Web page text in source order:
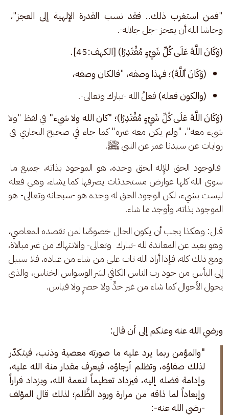
"فمن استغرب ذلك.. فقد نسب القدرة الإلهية إلى العجز"،
وحاشا الله أن يعجز -جل جلاله-.
(وَكَانَ اللَّهُ عَلَى كُلِّ شَيْءٍ مُقْتَدِرًا) [الكهف:45].
(وَكَانَ ٱللَّهُ)؛ فهذا وصفه، "فالكان وصفه،
(والكون فعله) فعلُ الله -تبارك وتعالى-.
(وَكَانَ اللَّهُ عَلَى كُلِّ شَيْءٍ مُقْتَدِرًا)؛ "كان الله ولا شيء" في لفظ "ولا
شيء معه"، "ولم يكن معه غيره" كما جاء في صحيح البخاري في
روايات عن سيدنا عمر عن النبي ﷺ.
فالوجود الحق للإِله الحق وحده، هو الموجود بذاته، جميع ما
سوى الله كلها عوارض مستحدثات يصرفها كما يشاء، وهي فعله
ليست بشيء، لكن الوجود الحق له وحده هو -سبحانه وتعالى- هو
الموجود بذاته، وأوجد ما شاء.
قال: وهكذا يجب أن يكون الحال خصوصًا لمن تقصده المعاصي،
وهو بعيد عن المعاندة لله -تبارك  وتعالى- والانتهاك من غير مبالاة،
ومع ذلك كله، فإذا أراد الله تاب على من شاء من عباده، فلا سبيل
إلى اليأس من جود رب الناس الكافي لشر الوسواس الخناس، والذي
يحول الأحوال كما شاء من غير حدٍّ ولا حصرٍ ولا قياس.
ورضي الله عنه وعنكم إلى أن قال:
"والمؤمن ربما يرد عليه ما صورته معصية وذنب، فيتكدّر
لذلك صفاؤه، وتظلم أرجاؤه، فيعرف مقدار منة الله عليه،
وإدامة فضله إليه، فيزداد تعظيماً لنعمة الله، ويزداد فراراً
وإبعاداً لما ذاقه من مرارة ورود الظَّلم؛ لذلك قال المؤلف
-رضي الله عنه-: